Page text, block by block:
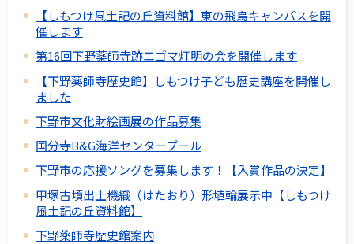
【しもつけ風土記の丘資料館】東の飛鳥キャンパスを開
催します
第16回下野薬師寺跡エゴマ灯明の会を開催します
【下野薬師寺歴史館】しもつけ子ども歴史講座を開催し
ました
下野市文化財絵画展の作品募集
国分寺B&G海洋センタープール
下野市の応援ソングを募集します！【入賞作品の決定】
甲塚古墳出土機織（はたおり）形埴輪展示中【しもつけ
風土記の丘資料館】
下野薬師寺歴史館案内